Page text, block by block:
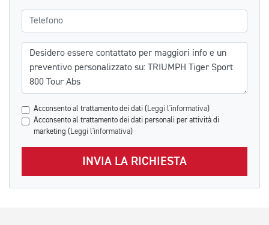
Telefono
Messaggio
Acconsento al trattamento dei dati ( Leggi l'informativa)
Acconsento al trattamento dei dati personali per attività di
marketing ( Leggi l'informativa)
INVIA LA RICHIESTA